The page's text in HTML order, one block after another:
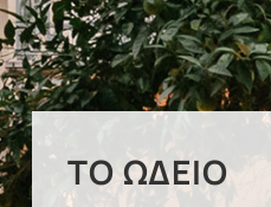
ΤΟ ΩΔΕΊΟ